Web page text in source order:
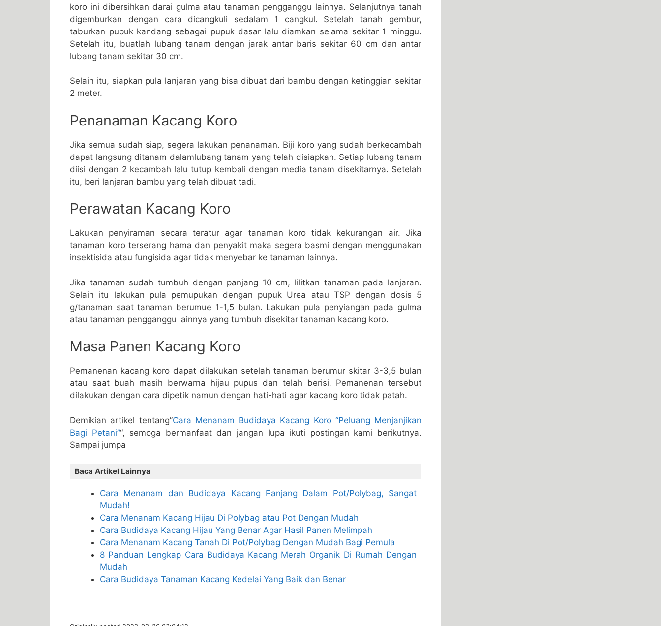
koro ini dibersihkan darai gulma atau tanaman pengganggu lainnya. Selanjutnya tanah
digemburkan dengan cara dicangkuli sedalam 1 cangkul. Setelah tanah gembur,
taburkan pupuk kandang sebagai pupuk dasar lalu diamkan selama sekitar 1 minggu.
Setelah itu, buatlah lubang tanam dengan jarak antar baris sekitar 60 cm dan antar
lubang tanam sekitar 30 cm.
Selain itu, siapkan pula lanjaran yang bisa dibuat dari bambu dengan ketinggian sekitar
2 meter.
Penanaman Kacang Koro
Jika semua sudah siap, segera lakukan penanaman. Biji koro yang sudah berkecambah
dapat langsung ditanam dalamlubang tanam yang telah disiapkan. Setiap lubang tanam
diisi dengan 2 kecambah lalu tutup kembali dengan media tanam disekitarnya. Setelah
itu, beri lanjaran bambu yang telah dibuat tadi.
Perawatan Kacang Koro
Lakukan penyiraman secara teratur agar tanaman koro tidak kekurangan air. Jika
tanaman koro terserang hama dan penyakit maka segera basmi dengan menggunakan
insektisida atau fungisida agar tidak menyebar ke tanaman lainnya.
Jika tanaman sudah tumbuh dengan panjang 10 cm, lilitkan tanaman pada lanjaran.
Selain itu lakukan pula pemupukan dengan pupuk Urea atau TSP dengan dosis 5
g/tanaman saat tanaman berumue 1-1,5 bulan. Lakukan pula penyiangan pada gulma
atau tanaman pengganggu lainnya yang tumbuh disekitar tanaman kacang koro.
Masa Panen Kacang Koro
Pemanenan kacang koro dapat dilakukan setelah tanaman berumur skitar 3-3,5 bulan
atau saat buah masih berwarna hijau pupus dan telah berisi. Pemanenan tersebut
dilakukan dengan cara dipetik namun dengan hati-hati agar kacang koro tidak patah.
Demikian artikel tentang”Cara Menanam Budidaya Kacang Koro “Peluang Menjanjikan
Bagi Petani”“, semoga bermanfaat dan jangan lupa ikuti postingan kami berikutnya.
Sampai jumpa
Baca Artikel Lainnya
Cara Menanam dan Budidaya Kacang Panjang Dalam Pot/Polybag, Sangat
Mudah!
Cara Menanam Kacang Hijau Di Polybag atau Pot Dengan Mudah
Cara Budidaya Kacang Hijau Yang Benar Agar Hasil Panen Melimpah
Cara Menanam Kacang Tanah Di Pot/Polybag Dengan Mudah Bagi Pemula
8 Panduan Lengkap Cara Budidaya Kacang Merah Organik Di Rumah Dengan
Mudah
Cara Budidaya Tanaman Kacang Kedelai Yang Baik dan Benar